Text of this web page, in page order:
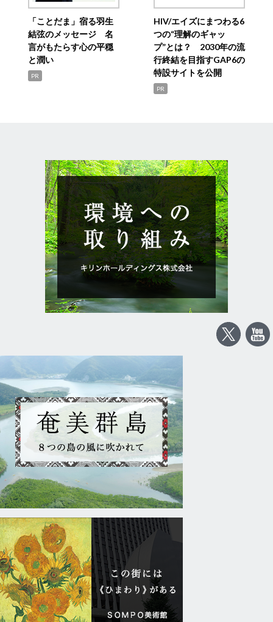
「ことだま」宿る羽生
結弦のメッセージ 名
言がもたらす心の平穏
と潤い
PR
HIV/エイズにまつわる6
つの“理解のギャッ
プ”とは？ 2030年の流
行終結を目指すGAP6の
特設サイトを公開
PR